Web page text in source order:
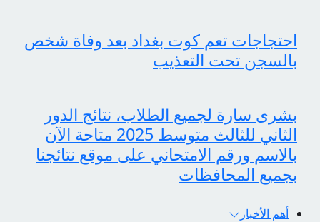
احتجاجات تعم كوت بغداد بعد وفاة شخص
بالسجن تحت التعذيب
بشرى سارة لجميع الطلاب، نتائج الدور
الثاني للثالث متوسط 2025 متاحة الآن
بالاسم ورقم الامتحاني على موقع نتائجنا
بجميع المحافظات
أهم الأخبار